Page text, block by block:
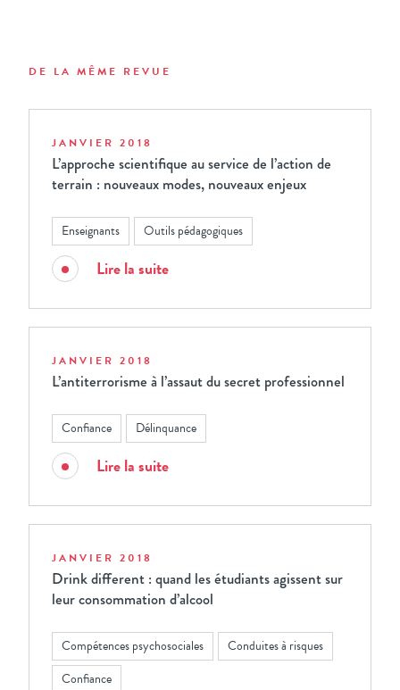
DE LA MÊME REVUE
JANVIER 2018
L’approche scientifique au service de l’action de
terrain : nouveaux modes, nouveaux enjeux
Enseignants Outils pédagogiques
Lire la suite
JANVIER 2018
L’antiterrorisme à l’assaut du secret professionnel
Confiance Délinquance
Lire la suite
JANVIER 2018
Drink different : quand les étudiants agissent sur
leur consommation d’alcool
Compétences psychosociales
Conduites à risques
Confiance